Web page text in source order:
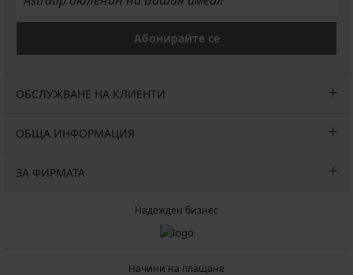
Абонирайте се
ОБСЛУЖВАНЕ НА КЛИЕНТИ
ОБЩА ИНФОРМАЦИЯ
ЗА ФИРМАТА
Надежден бизнес
Начини на плащане